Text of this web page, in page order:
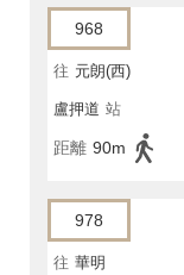
968
往 元朗(西)
盧押道 站
距離 90m
978
往 華明